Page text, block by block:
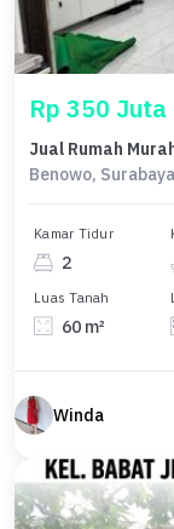
Rp 350 Juta
Benowo, Surabaya
Kamar Tidur
2
Luas Tanah
60 m²
Winda